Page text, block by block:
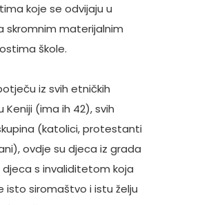
koje se odvijaju u
skromnim materijalnim
škole.
iz svih etničkih
Keniji (ima ih 42), svih
(katolici, protestanti
ovdje su djeca iz grada
djeca s invaliditetom koja
isto siromaštvo i istu želju